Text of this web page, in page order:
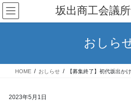
コ
ン
テ
ス
ナ
ビ
ゲ
ン
坂出商工会議
おしら
HOME おしらせ 【募集終了】初代坂出か
2023年5月1日